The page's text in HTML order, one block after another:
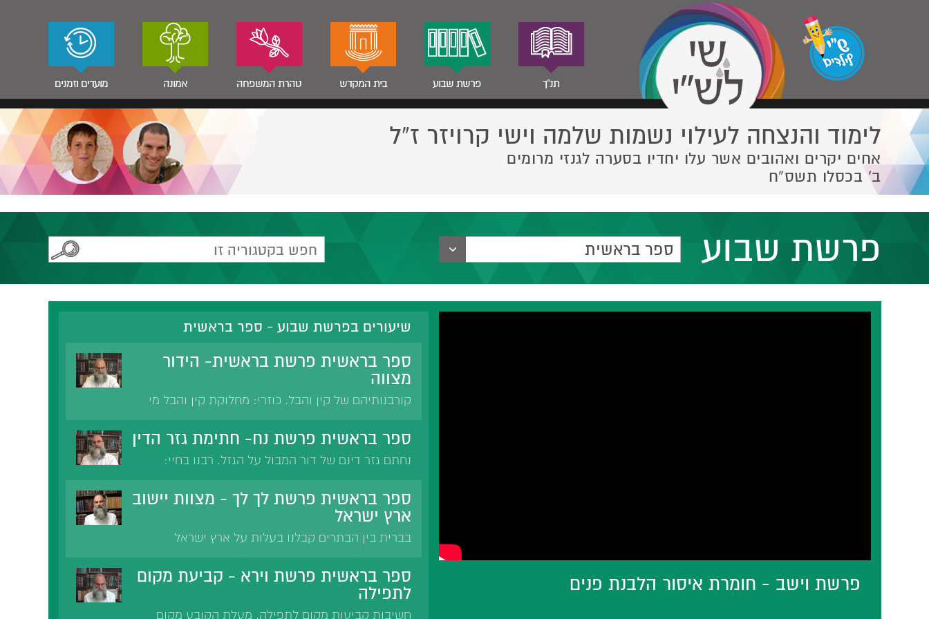
תנ"ך פרשת שבוע בית המקדש טהרת המשפחה אמונה מועדים וזמנים
לימוד והנצחה לעילוי נשמות שלמה וישי קרויזר ז”ל
אחים יקרים ואהובים אשר עלו יחדיו בסערה לגנזי מרומים
ב' בכסלו תשס”ח
פרשת שבוע ספר בראשית
פרשת וישב - חומרת איסור הלבנת פנים
שיעורים בפרשת שבוע - ספר בראשית
ספר בראשית פרשת בראשית- הידור
מצווה
קורבנותיהם של קין והבל. כוזרי: מחלוקת קין והבל מי
דרגתו הרוחנית של המקריב. 'זה אלי ואנווהו'. התנאה
לפניו במצוות. הידור מצווה. הכנות לשבת.
ספר בראשית פרשת נח- חתימת גזר הדין
נחתם גזר דינם של דור המבול על הגזל. רבנו בחיי:
לבריות. מהר'ל: עונש הגזלן מידה כנגד מידה. עצירת
גשמים בעוון גזל. הגוזל את חברו כאילו נוטל נשמתו.
ספר בראשית פרשת לך לך - מצוות יישוב
ארץ ישראל
בברית בין הבתרים קבלנו בעלות על ארץ ישראל
אומות העולם על הארץ. מצווה לכבוש את הארץ
ולהתיישב בה.
ספר בראשית פרשת וירא - קביעת מקום
לתפילה
חשיבות קביעות מקום לתפילה. מעלת הקובע מקום